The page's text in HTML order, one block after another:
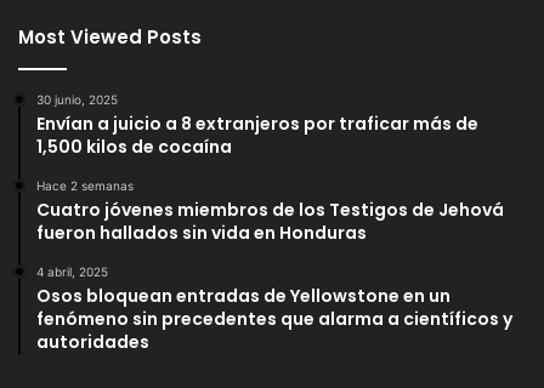
Most Viewed Posts
30 junio, 2025
Envían a juicio a 8 extranjeros por traficar más de
1,500 kilos de cocaína
Hace 2 semanas
Cuatro jóvenes miembros de los Testigos de Jehová
fueron hallados sin vida en Honduras
4 abril, 2025
Osos bloquean entradas de Yellowstone en un
fenómeno sin precedentes que alarma a científicos y
autoridades